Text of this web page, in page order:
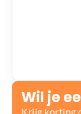
Wil je
Krijg korting